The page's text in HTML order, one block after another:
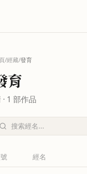
/經藏/發育
育
· 1 部作品
經名